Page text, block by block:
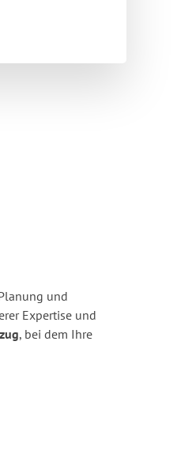
und
Expertise und
, bei dem Ihre